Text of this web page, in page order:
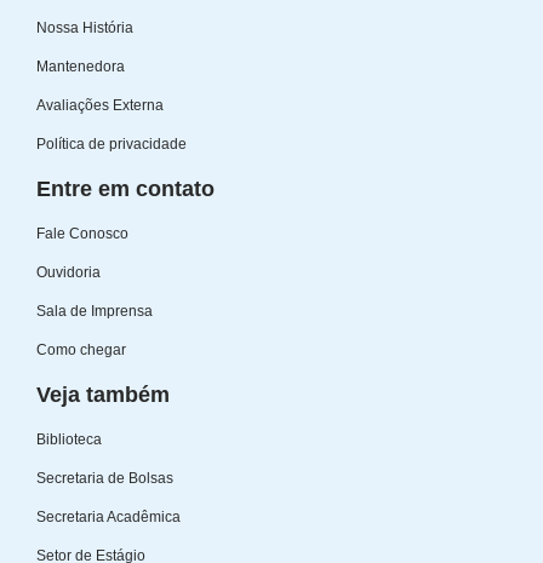
Nossa História
Mantenedora
Avaliações Externa
Política de privacidade
Entre em contato
Fale Conosco
Ouvidoria
Sala de Imprensa
Como chegar
Veja também
Biblioteca
Secretaria de Bolsas
Secretaria Acadêmica
Setor de Estágio